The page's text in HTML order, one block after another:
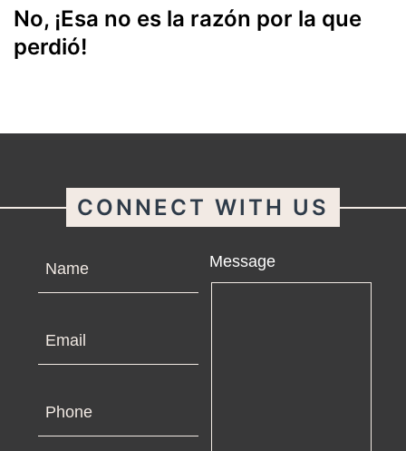
No, ¡Esa no es la razón por la que
perdió!
CONNECT WITH US
Message